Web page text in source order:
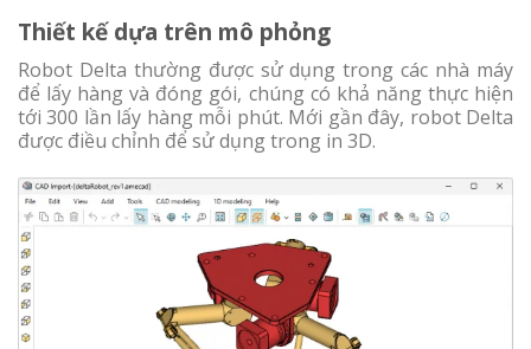
Thiết kế dựa trên mô phỏng
Robot Delta thường được sử dụng trong các nhà máy
để lấy hàng và đóng gói, chúng có khả năng thực hiện
tới 300 lần lấy hàng mỗi phút. Mới gần đây, robot Delta
được điều chỉnh để sử dụng trong in 3D.